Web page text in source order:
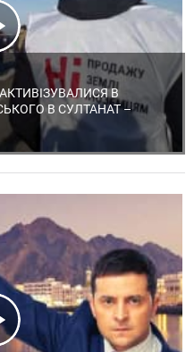
В
В СУЛТАНАТ –